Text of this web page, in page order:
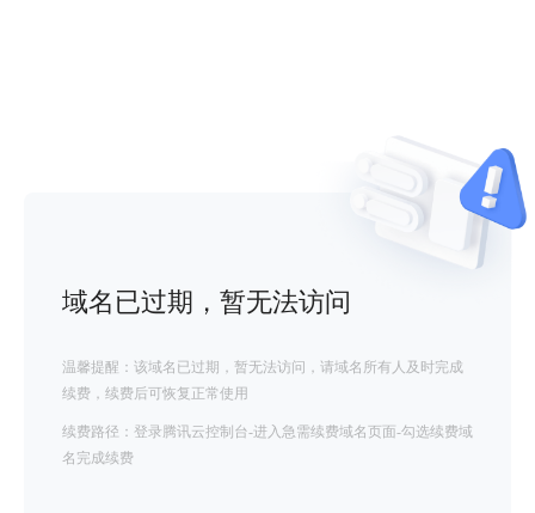
域名已过期，暂无法访问
温馨提醒：该域名已过期，暂无法访问，请域名所有人及时完成
续费，续费后可恢复正常使用
续费路径：登录腾讯云控制台-进入急需续费域名页面-勾选续费域
名完成续费